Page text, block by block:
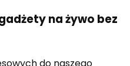
na żywo bez
do naszego